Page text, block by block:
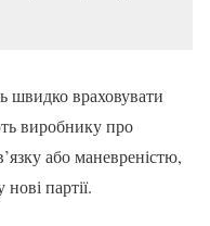
швидко враховувати
виробнику про
або маневреністю,
партії.